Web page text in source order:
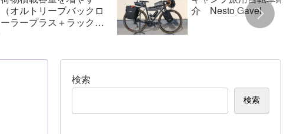
（オルトリーブバックロ
ーラープラス＋ラックパ
介 Nesto Gavel
検索
検索